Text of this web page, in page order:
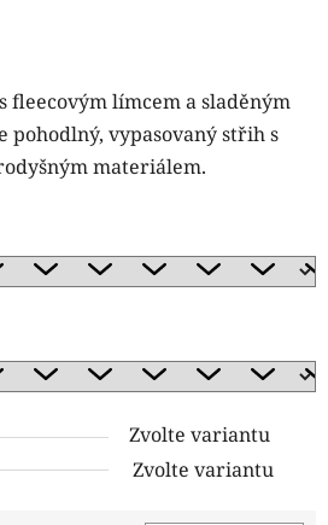
fleecovým límcem a sladěným
vypasovaný střih s
materiálem.
Zvolte variantu
Zvolte variantu